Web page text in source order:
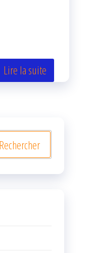
Lire la suite